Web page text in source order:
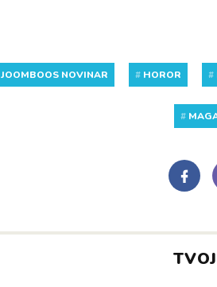
JOOMBOOS NOVINAR # HOROR #
#